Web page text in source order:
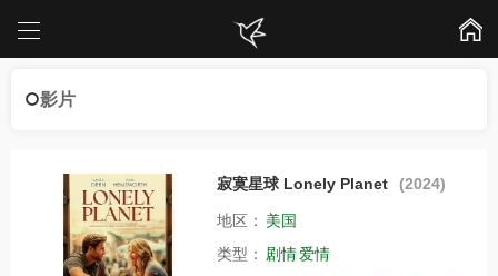
影片
寂寞星球 Lonely Planet (2024)
地区： 美国
类型： 剧情爱情